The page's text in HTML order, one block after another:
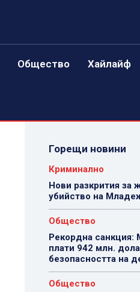
Общество Хайлайф
Горещи новини
Криминално
Нови разкрития за
убийство на
Общество
Рекордна санкция:
плати 942 млн.
безопасността на
Общество